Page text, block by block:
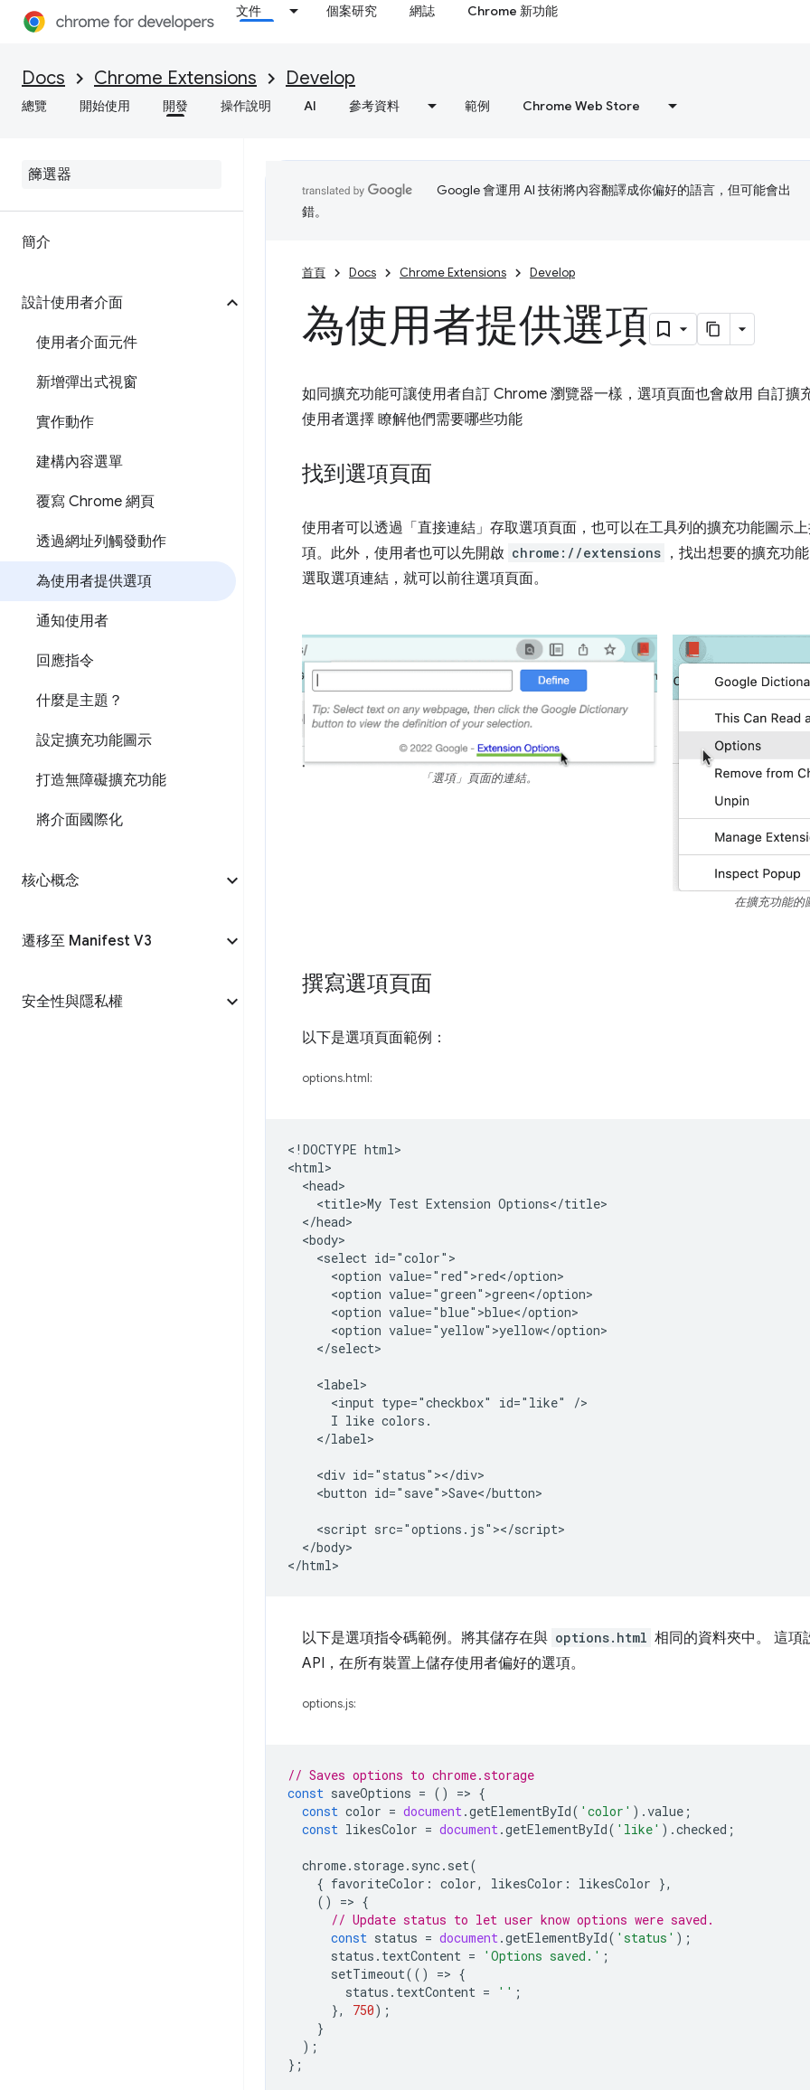
文件 個案研究 網誌 Chrome 新功能
Docs Chrome Extensions Develop
總覽 開始使用 開發 操作說明 AI 參考資料 範例 Chrome Web Store
簡介
設計使用者介面
使用者介面元件
新增彈出式視窗
實作動作
建構內容選單
覆寫 Chrome 網頁
透過網址列觸發動作
為使用者提供選項
通知使用者
回應指令
什麼是主題？
設定擴充功能圖示
打造無障礙擴充功能
將介面國際化
核心概念
遷移至 Manifest V3
安全性與隱私權
Google 會運用 AI 技術將內容翻譯成你偏好的語言，但可能會出
錯。
首頁 Docs Chrome Extensions Develop
為使用者提供選項
如同擴充功能可讓使用者自訂 Chrome 瀏覽器一樣，選項頁面也會啟用 自訂擴
使用者選擇 瞭解他們需要哪些功能
找到選項頁面
使用者可以透過「直接連結」存取選項頁面，也可以在工具列的擴充功能圖示
項。 此外，使用者也可以先開啟 chrome://extensions ，找出想要的擴充功
選取選項連結，就可以前往選項頁面。
「選項」頁面的連結。
在擴充功能的
撰寫選項頁面
以下是選項頁面範例：
options.html:
<!DOCTYPE html>
<html>
  <head>
    <title>My Test Extension Options</title>
  </head>
  <body>
    <select id="color">
      <option value="red">red</option>
      <option value="green">green</option>
      <option value="blue">blue</option>
      <option value="yellow">yellow</option>
    </select>
    <label>
      <input type="checkbox" id="like" />
      I like colors.
    </label>
    <div id="status"></div>
    <button id="save">Save</button>
    <script src="options.js"></script>
  </body>
以下是選項指令碼範例。將其儲存在與 options.html 相同的資料夾中。 這項
API，在所有裝置上儲存使用者偏好的選項。
options.js:
// Saves options to chrome.storage
const saveOptions = () => {
const color = document .getElementById( 'color' ).value ;
const likesColor = document .getElementById( 'like' ).checked ;
chrome. storage. sync. set(
{ favoriteColor : color, likesColor : likesColor },
()
=> {
// Update status to let user know options were saved.
const status = document .getElementById( 'status' );
status . textContent = 'Options saved.' ;
setTimeout(() => {
status . textContent = '' ;
},
750);
}
);
};